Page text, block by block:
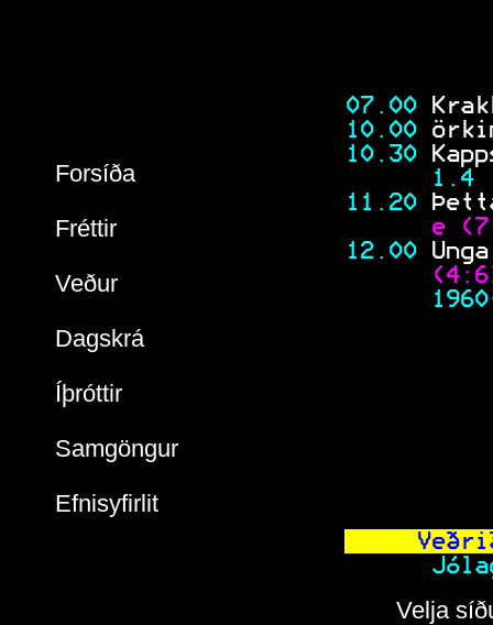
Forsíða
Fréttir
Veður
Dagskrá
Íþróttir
Samgöngur
Efnisyfirlit
07.00
10.00
10.30
11.20
e
12.00
Velja